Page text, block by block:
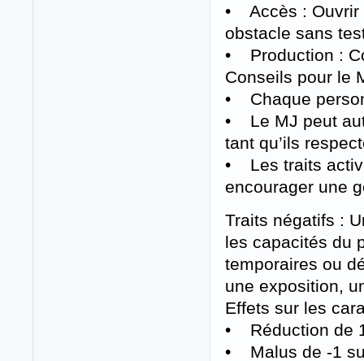
• Accès : Ouvrir
obstacle sans
• Production :
Conseils pour le
• Chaque
• Le MJ peut
tant qu’ils
• Les traits
encourager une
Traits négatifs :
les capacités du
temporaires ou
une exposition,
Effets sur les
• Réduction de
• Malus de -1